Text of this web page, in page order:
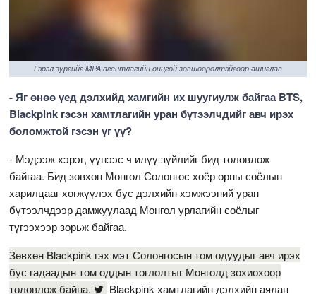
Гэрэл зургийг MPA агентлагийн онцгой зөвшөөрөлтэйгөөр ашиглав
- Яг өнөө үед дэлхийд хамгийн их шуугиулж байгаа BTS,
Blackpink гэсэн хамтлагийн уран бүтээлчдийг авч ирэх
боломжтой гэсэн үг үү?
- Мэдээж хэрэг, үүнээс ч илүү зүйлийг бид төлөвлөж
байгаа. Бид зөвхөн Монгол Солонгос хоёр орны соёлын
харилцааг хөгжүүлэх бус дэлхийн хэмжээний уран
бүтээлчдээр дамжуулаад Монгол урлагийн соёлыг
түгээхээр зорьж байгаа.
Зөвхөн Blackpink гэх мэт Солонгосын том одуудыг авч ирэх
бус гадаадын том оддын тоглолтыг Монголд зохиохоор
төлөвлөж байна.
Blackpink хамтлагийн дэлхийн аялан